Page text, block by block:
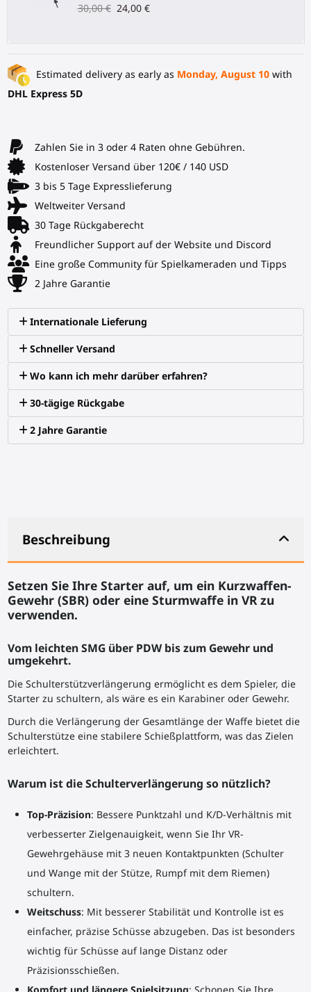
30,00 € 24,00 €
Estimated delivery as early as Monday, August 10with
DHL Express 5D
Zahlen Sie in 3 oder 4 Raten ohne Gebühren.
Kostenloser Versand über 120€ / 140 USD
3 bis 5 Tage Expresslieferung
Weltweiter Versand
30 Tage Rückgaberecht
Freundlicher Support auf der Website und Discord
Eine große Community für Spielkameraden und Tipps
2 Jahre Garantie
Internationale Lieferung
Schneller Versand
Wo kann ich mehr darüber erfahren?
30-tägige Rückgabe
2 Jahre Garantie
Beschreibung
Setzen Sie Ihre Starter auf, um ein Kurzwaffen-
Gewehr (SBR) oder eine Sturmwaffe in VR zu
verwenden.
Vom leichten SMG über PDW bis zum Gewehr und
umgekehrt.
Die Schulterstützverlängerung ermöglicht es dem Spieler, die
Starter zu schultern, als wäre es ein Karabiner oder Gewehr.
Durch die Verlängerung der Gesamtlänge der Waffe bietet die
Schulterstütze eine stabilere Schießplattform, was das Zielen
erleichtert.
Warum ist die Schulterverlängerung so nützlich?
Top-Präzision: Bessere Punktzahl und K/D-Verhältnis mit
verbesserter Zielgenauigkeit, wenn Sie Ihr VR-
Gewehrgehäusemit 3 neuen Kontaktpunkten (Schulter
und Wange mit der Stütze, Rumpf mit dem Riemen)
schultern.
Weitschuss: Mit besserer Stabilität und Kontrolle ist es
einfacher, präzise Schüsse abzugeben. Das ist besonders
wichtig für Schüsse auf lange Distanz oder
Präzisionsschießen.